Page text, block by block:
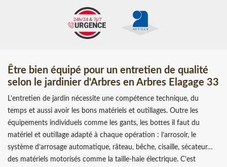
Être bien équipé pour un entretien de qualité
selon le jardinier d'Arbres en Arbres Elagage 33
L’entretien de jardin nécessite une compétence technique, du
temps et aussi avoir les bons matériels et outillages. Outre les
équipements individuels comme les gants, les bottes il faut du
matériel et outillage adapté à chaque opération : l’arrosoir, le
système d’arrosage automatique, râteau, bêche, cisaille, sécateur…
des matériels motorisés comme la taille-haie électrique. C’est